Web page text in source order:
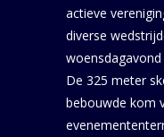
actieve
diverse
De 325 meter
bebouwde kom